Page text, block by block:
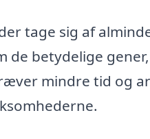
tage sig af
de betydelige
mindre tid og